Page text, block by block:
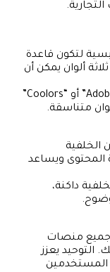
2-3 ألوان رئيسية لتكون قاعدة
ألوان يمكن أن
استخدم أدوات مثل “Adobe Color” أو “Coolors”
متناسقة.
الخلفية
ويساعد
داكنة،
جميع منصات
التوحيد يعزز
المستخدمين